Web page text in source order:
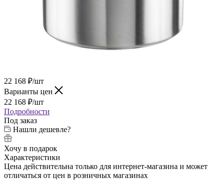
22 168 ₽/шт
Варианты цен
22 168 ₽/шт
Подробности
Под заказ
Нашли дешевле?
Хочу в подарок
Характеристики
Цена действительна только для интернет-магазина и может
отличаться от цен в розничных магазинах